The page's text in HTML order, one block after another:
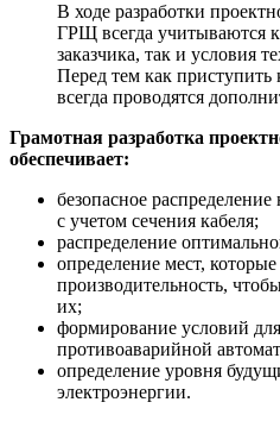
В ходе разработки
ГРЩ всегда учитываются
заказчика, так и условия
Перед тем как
всегда проводятся
Грамотная разработка
обеспечивает:
безопасное распределение
с учетом сечения кабеля;
распределение
определение мест,
производительность,
их;
формирование условий
противоаварийной
определение уровня
электроэнергии.